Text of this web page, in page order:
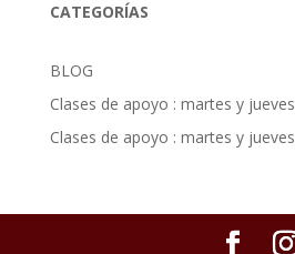
CATEGORÍAS
BLOG
Clases de apoyo : martes y jueves
Clases de apoyo : martes y jueves